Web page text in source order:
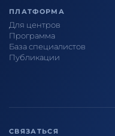
ПЛАТФОРМА
Для центров
Программа
База специалистов
Публикации
СВЯЗАТЬСЯ